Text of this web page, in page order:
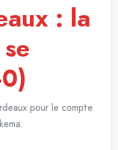
: la
pour le compte